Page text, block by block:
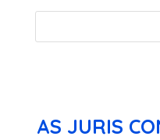
AS JURIS